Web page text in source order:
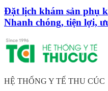
Đặt lịch khám sản phụ
Nhanh chóng, tiện lợi,
HỆ THỐNG Y TẾ THU CÚC